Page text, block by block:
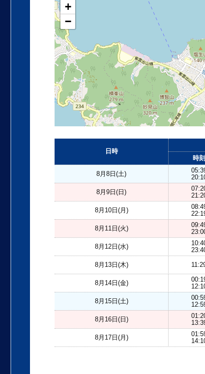
+
−
日時
時刻
8月8日(土)
8月9日(日)
8月10日(月)
8月11日(火)
8月12日(水)
8月13日(木)
8月14日(金)
8月15日(土)
8月16日(日)
8月17日(月)